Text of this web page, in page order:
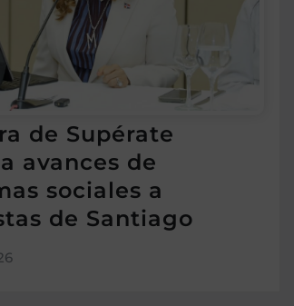
de Supérate
avances de
sociales a
de Santiago